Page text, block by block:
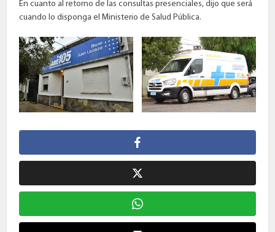
En cuanto al retorno de las consultas presenciales, dijo que será
cuando lo disponga el Ministerio de Salud Pública.